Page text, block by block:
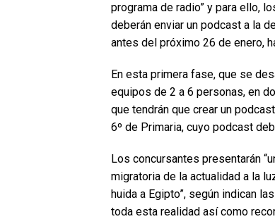
programa de radio” y para ello,
deberán enviar un podcast a la
antes del próximo 26 de enero,
En esta primera fase, que se
equipos de 2 a 6 personas, en
que tendrán que crear un
6º de Primaria, cuyo podcast
Los concursantes presentarán
migratoria de la actualidad a la
huida a Egipto”, según indican
toda esta realidad así como